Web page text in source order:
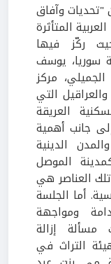
"تحديات وآفاق
المتأثرة
حيث ركّز فيها
سوريا، يوسف
مركز
التي
العريقة
جانب أهمية
الدينية
الموصل
العناصر هي
أما الجلسة
ومواجهة
مسألة إزالة
التراث في